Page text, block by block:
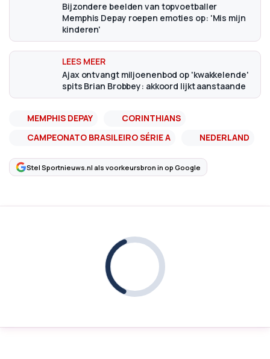
Bijzondere beelden van topvoetballer
Memphis Depay roepen emoties op: 'Mis mijn
kinderen'
Ajax ontvangt miljoenenbod op 'kwakkelende'
spits Brian Brobbey: akkoord lijkt aanstaande
MEMPHIS DEPAY
CORINTHIANS
CAMPEONATO BRASILEIRO SÉRIE A
NEDERLAND
Stel Sportnieuws.nl als voorkeursbron in op Google